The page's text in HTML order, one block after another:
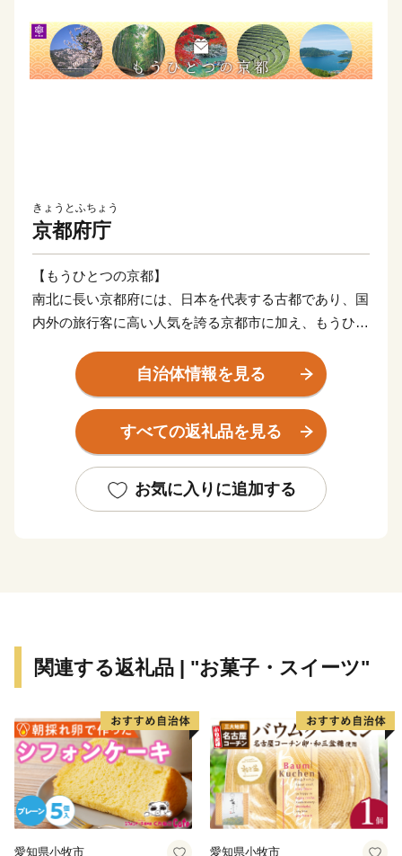
きょうとふちょう
京都府庁
【もうひとつの京都】
南北に長い京都府には、日本を代表する古都であり、国
内外の旅行客に高い人気を誇る京都市に加え、もうひと
の里･乙訓)があるのをご存じでしょうか?
これらのエリアには、京都府の多様な気候と風土のおか
げで、長年培ってきた文化や食、観光、産業など、個性
豊かな地域の魅力がたくさんあります。京都府では、も
税を通じて、寄附者の皆様に地域の魅力をお伝えできれ
ばと考えております。
www.pref.kyoto.jp/somucho/news/hurusato-tax.html
電話番号 050-1730-1190
受付時間 平日 9時00分～17時00分
※土日祝祭日は休みとなります
自治体情報を見る
すべての返礼品を見る
お気に入りに追加する
関連する返礼品 | "お菓子・スイーツ"
愛知県小牧市 愛知県小牧市